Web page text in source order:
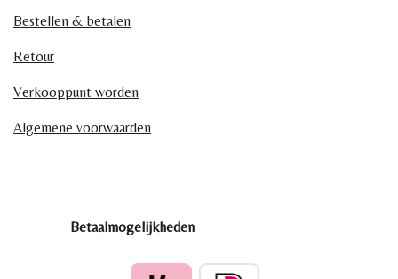
Bestellen & betalen
Retour
Verkooppunt worden
Algemene voorwaarden
Betaalmogelijkheden